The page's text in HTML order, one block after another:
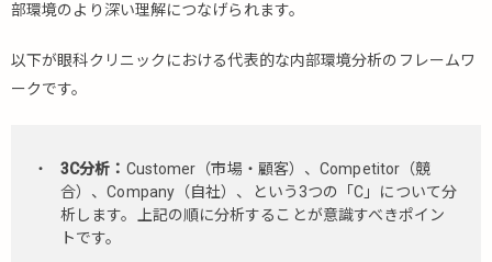
部環境のより深い理解につなげられます。
以下が眼科クリニックにおける代表的な内部環境分析のフレームワ
ークです。
3C分析： Customer（市場・顧客）、Competitor（競
合）、Company（自社）、という3つの「C」について分
析します。上記の順に分析することが意識すべきポイン
トです。